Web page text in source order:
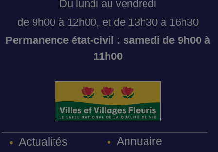
Du lundi au vendredi
de 9h00 à 12h00, et de 13h30 à 16h30
Permanence état-civil : samedi de 9h00 à
11h00
Actualités
Annuaire